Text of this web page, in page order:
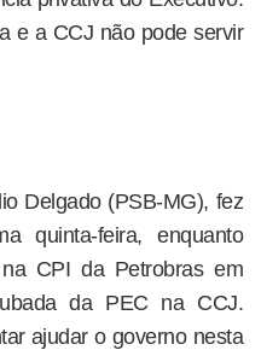
e a CCJ não pode servir
Delgado (PSB-MG), fez
quinta-feira, enquanto
CPI da Petrobras em
da PEC na CCJ.
ajudar o governo nesta